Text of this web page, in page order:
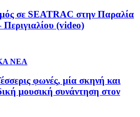
σε SEATRAC στην Παραλία
Περιγιαλίου (video)
ΝΕΑ
φωνές, μία σκηνή και
μουσική συνάντηση στον